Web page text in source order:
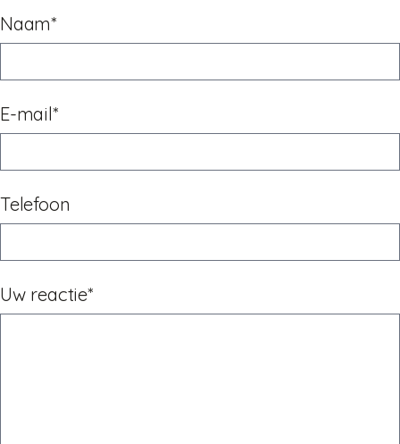
Naam*
E-mail*
Telefoon
Uw reactie*